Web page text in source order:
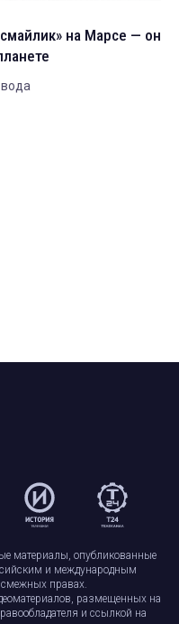
на Марсе — он
материалы, опубликованные
и международным
смежных правах.
размещенных на
и ссылкой на